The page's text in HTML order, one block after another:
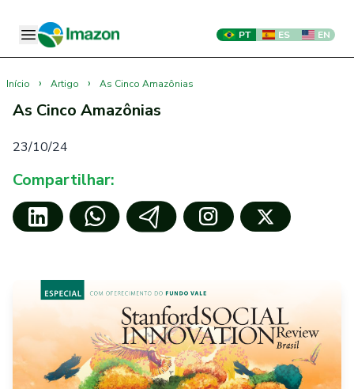
PT ES EN
Início › Artigo › As Cinco Amazônias
As Cinco Amazônias
23/10/24
Compartilhar: